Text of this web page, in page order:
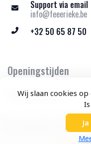
Wij slaan cookies
Ja
Support via email
info@feeerieke.be
+32 50 65 87 50
Openingstijden
Klantenservice
© Copyright 2026